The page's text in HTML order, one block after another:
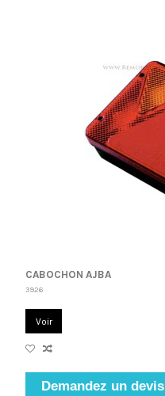
CABOCHON AJBA
3926
Voir
Demandez un devis